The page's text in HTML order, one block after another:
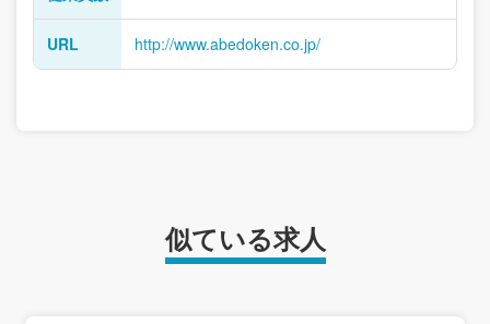
URL http://www.abedoken.co.jp/
似ている求人